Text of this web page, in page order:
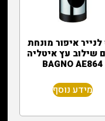
לנייר איפור מונחת
שילוב עץ איטליה
BAGNO AE864
מידע נוסף